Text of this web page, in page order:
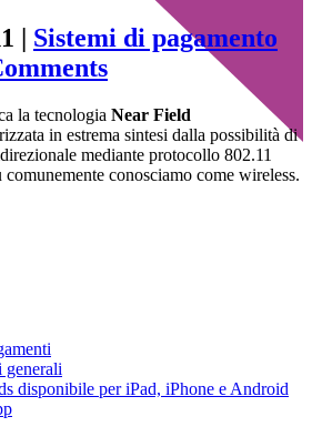
| Sistemi di pagamento
la tecnologia Near Field
in estrema sintesi dalla possibilità di
mediante protocollo 802.11
conosciamo come wireless.
generali
disponibile per iPad, iPhone e Android